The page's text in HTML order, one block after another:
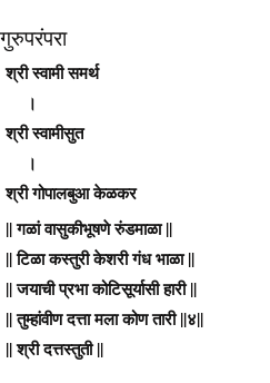
गुरुपरंपरा
श्री स्वामी समर्थ
।
श्री स्वामीसुत
।
श्री गोपालबुआ केळकर
|| गळां वासुकीभूषणे रुंडमाळा ||
|| टिळा कस्तुरी केशरी गंध भाळा ||
|| जयाची प्रभा कोटिसूर्यासी हारी ||
|| तुम्हांवीण दत्ता मला कोण तारी ||४||
|| श्री दत्तस्तुती ||